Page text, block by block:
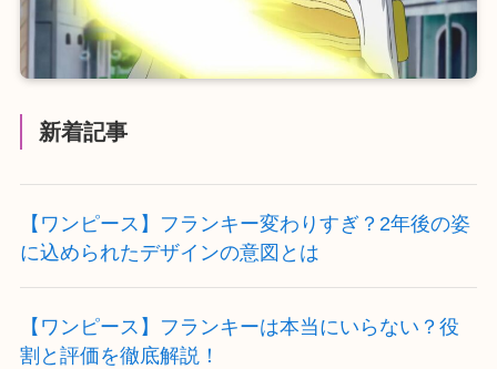
新着記事
【ワンピース】フランキー変わりすぎ？2年後の姿
に込められたデザインの意図とは
【ワンピース】フランキーは本当にいらない？役
割と評価を徹底解説！